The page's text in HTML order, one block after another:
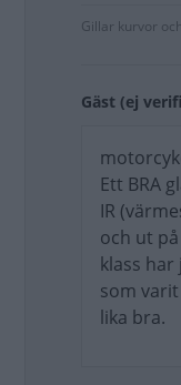
Gillar kurvor
Gäst (ej
Ett BRA
IR
och ut
klass
som
lika bra.